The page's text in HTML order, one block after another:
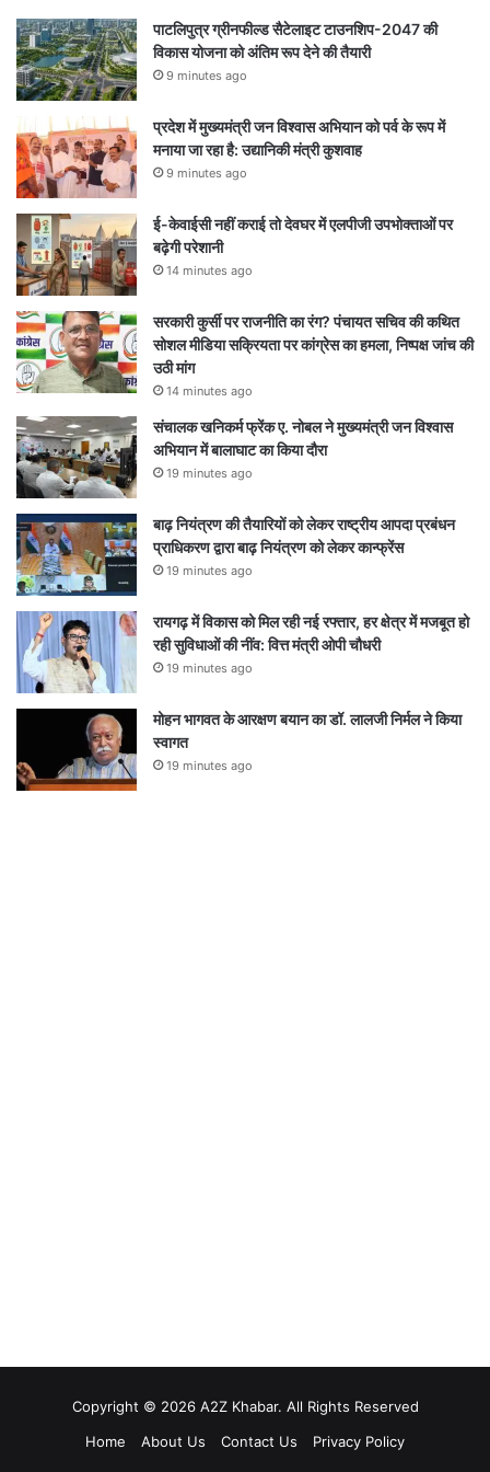
पाटलिपुत्र ग्रीनफील्ड सैटेलाइट टाउनशिप-2047 की
विकास योजना को अंतिम रूप देने की तैयारी
9 minutes ago
प्रदेश में मुख्यमंत्री जन विश्वास अभियान को पर्व के रूप में
मनाया जा रहा है: उद्यानिकी मंत्री कुशवाह
9 minutes ago
ई-केवाईसी नहीं कराई तो देवघर में एलपीजी उपभोक्ताओं पर
बढ़ेगी परेशानी
14 minutes ago
सरकारी कुर्सी पर राजनीति का रंग? पंचायत सचिव की कथित
सोशल मीडिया सक्रियता पर कांग्रेस का हमला, निष्पक्ष जांच की
उठी मांग
14 minutes ago
संचालक खनिकर्म फ्रेंक ए. नोबल ने मुख्यमंत्री जन विश्वास
अभियान में बालाघाट का किया दौरा
19 minutes ago
बाढ़ नियंत्रण की तैयारियों को लेकर राष्ट्रीय आपदा प्रबंधन
प्राधिकरण द्वारा बाढ़ नियंत्रण को लेकर कान्फ्रेंस
19 minutes ago
रायगढ़ में विकास को मिल रही नई रफ्तार, हर क्षेत्र में मजबूत हो
रही सुविधाओं की नींव: वित्त मंत्री ओपी चौधरी
19 minutes ago
मोहन भागवत के आरक्षण बयान का डॉ. लालजी निर्मल ने किया
स्वागत
19 minutes ago
Copyright © 2026 A2Z Khabar. All Rights Reserved
Home
About Us Contact Us Privacy Policy